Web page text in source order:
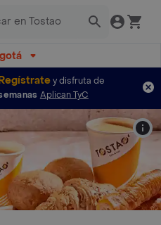
y disfruta de
Aplican TyC